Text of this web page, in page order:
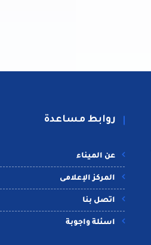
روابط مساعدة
عن الميناء
المركز الإعلامى
اتصل بنا
اسئلة واجوبة